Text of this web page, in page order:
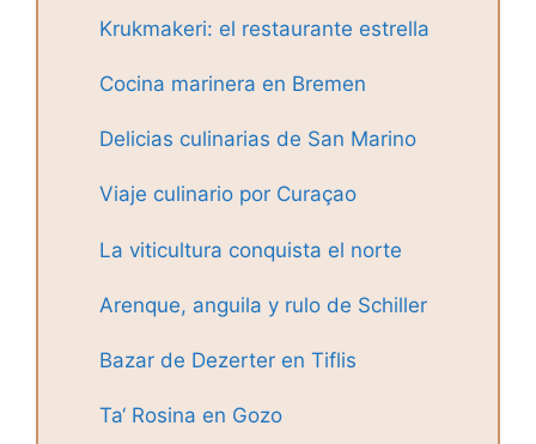
Krukmakeri: el restaurante estrella
Cocina marinera en Bremen
Delicias culinarias de San Marino
Viaje culinario por Curaçao
La viticultura conquista el norte
Arenque, anguila y rulo de Schiller
Bazar de Dezerter en Tiflis
Ta‘ Rosina en Gozo